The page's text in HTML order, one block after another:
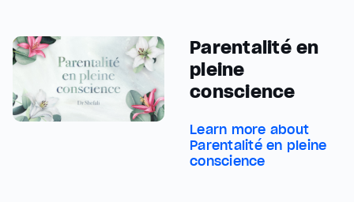
Parentalité en
pleine
conscience
Learn more about
Parentalité en pleine
conscience